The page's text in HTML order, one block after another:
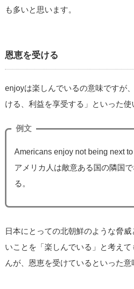
も多いと思います。
恩恵を受ける
enjoyは楽しんでいるの意味ですが
ける、利益を享受する」といった使
例文
Americans enjoy not being next
アメリカ人は敵意ある国の隣国
る。
日本にとっての北朝鮮のような脅
いことを「楽しんでいる」と考え
んが、恩恵を受けているといった意